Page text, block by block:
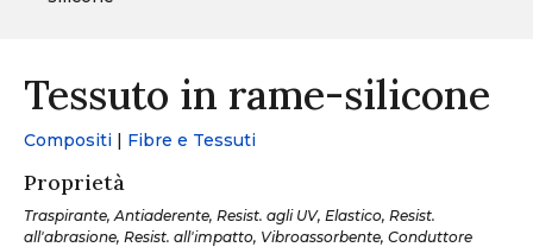
Tessuto in rame-silicone
Compositi | Fibre e Tessuti
Proprietà
Traspirante, Antiaderente, Resist. agli UV, Elastico, Resist.
all'abrasione, Resist. all'impatto, Vibroassorbente, Conduttore